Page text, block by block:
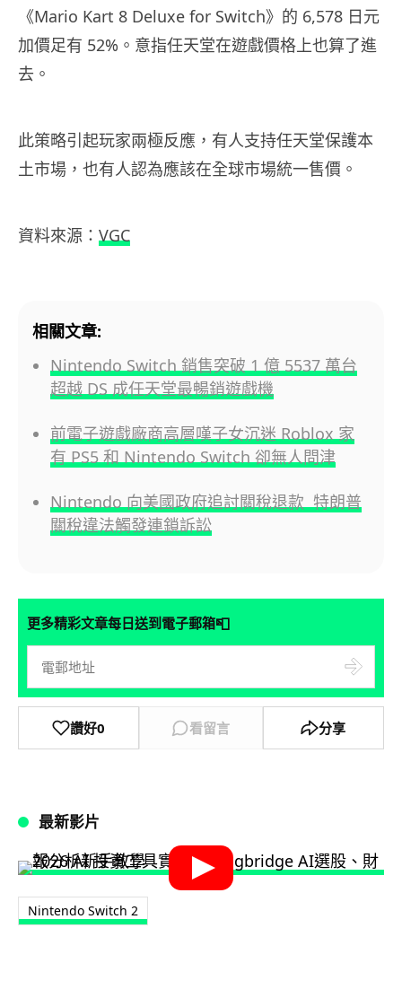
《Mario Kart 8 Deluxe for Switch》的 6,578 日元
加價足有 52%。意指任天堂在遊戲價格上也算了進
去。
此策略引起玩家兩極反應，有人支持任天堂保護本
土市場，也有人認為應該在全球市場統一售價。
資料來源： VGC
相關文章:
Nintendo Switch 銷售突破 1 億 5537 萬台
超越 DS 成任天堂最暢銷遊戲機
前電子遊戲廠商高層嘆子女沉迷 Roblox 家
有 PS5 和 Nintendo Switch 卻無人問津
Nintendo 向美國政府追討關稅退款 特朗普
關稅違法觸發連鎖訴訟
更多精彩文章每日送到電子郵箱📮
讚好0 看留言 分享
最新影片
Nintendo Switch 2